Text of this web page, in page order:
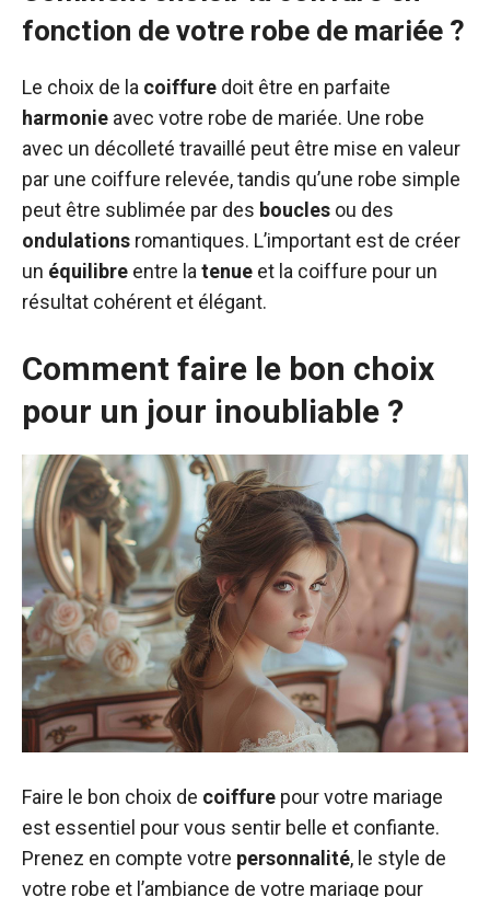
fonction de votre robe de mariée ?
Le choix de la coiffure doit être en parfaite
harmonie avec votre robe de mariée. Une robe
avec un décolleté travaillé peut être mise en valeur
par une coiffure relevée, tandis qu’une robe simple
peut être sublimée par des boucles ou des
ondulations romantiques. L’important est de créer
un équilibre entre la tenue et la coiffure pour un
résultat cohérent et élégant.
Comment faire le bon choix
pour un jour inoubliable ?
Faire le bon choix de coiffure pour votre mariage
est essentiel pour vous sentir belle et confiante.
Prenez en compte votre personnalité, le style de
votre robe et l’ambiance de votre mariage pour